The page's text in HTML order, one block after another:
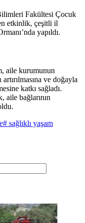
Fakültesi Çocuk
etkinlik, çeşitli il
yapıldı.
aile kurumunun
ve doğayla
katkı sağladı.
aile bağlarının
# sağlıklı yaşam